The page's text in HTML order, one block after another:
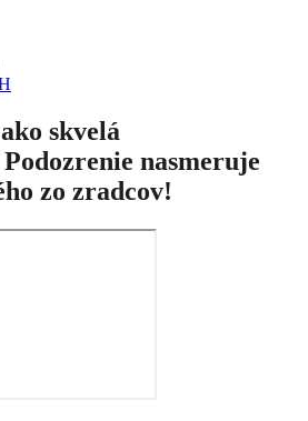
skvelá
nasmeruje
zo zradcov!